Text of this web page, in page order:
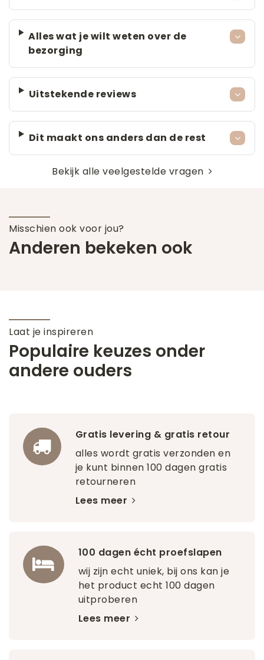
Alles wat je wilt weten over de
bezorging
Uitstekende reviews
Dit maakt ons anders dan de rest
Bekijk alle veelgestelde vragen
Misschien ook voor jou?
Anderen bekeken ook
Laat je inspireren
Populaire keuzes onder
andere ouders
Gratis levering & gratis retour
alles wordt gratis verzonden en
je kunt binnen 100 dagen gratis
retourneren
Lees meer
100 dagen écht proefslapen
wij zijn echt uniek, bij ons kan je
het product echt 100 dagen
uitproberen
Lees meer